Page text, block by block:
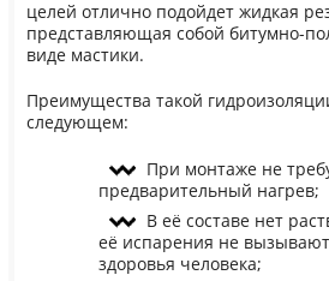
целей отлично подойдет жидкая
представляющая собой битумно-
виде мастики.
Преимущества такой
следующем:
При монтаже не
предварительный нагрев;
В её составе нет
её испарения не
здоровья человека;